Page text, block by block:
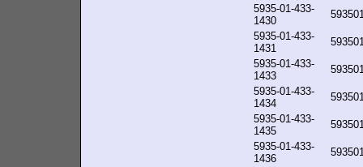
5935-01-433-
1430
5935-01-433-
1431
5935-01-433-
1433
5935-01-433-
1434
5935-01-433-
1435
5935-01-433-
1436